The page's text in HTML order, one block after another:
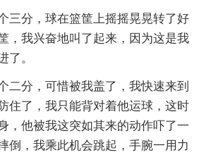
三分，球在篮筐上摇摇晃晃转了好
，我兴奋地叫了起来，因为这是我
了。
二分，可惜被我盖了，我快速来到
住了，我只能背对着他运球，这时
，他被我这突如其来的动作吓了一
倒，我乘此机会跳起，手腕一用力